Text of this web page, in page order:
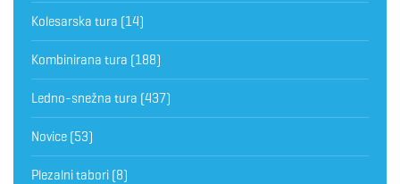
Kolesarska tura (14)
Kombinirana tura (188)
Ledno-snežna tura (437)
Novice (53)
Plezalni tabori (8)